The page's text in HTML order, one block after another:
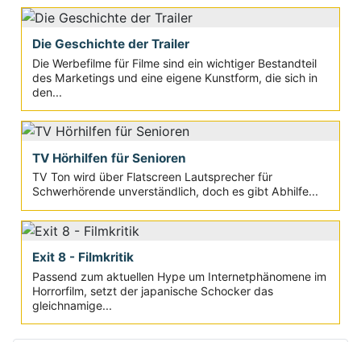
Die Geschichte der Trailer
Die Werbefilme für Filme sind ein wichtiger Bestandteil
des Marketings und eine eigene Kunstform, die sich in
den...
TV Hörhilfen für Senioren
TV Ton wird über Flatscreen Lautsprecher für
Schwerhörende unverständlich, doch es gibt Abhilfe...
Exit 8 - Filmkritik
Passend zum aktuellen Hype um Internetphänomene im
Horrorfilm, setzt der japanische Schocker das
gleichnamige...